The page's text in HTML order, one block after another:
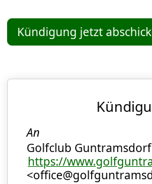
Kündigung jetzt
An
Golfclub Guntramsdorf
https://